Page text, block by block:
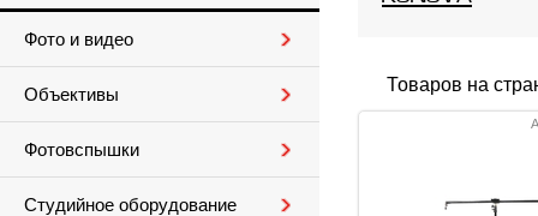
Фото и видео
Объективы
Фотовспышки
Студийное оборудование
Товаров на